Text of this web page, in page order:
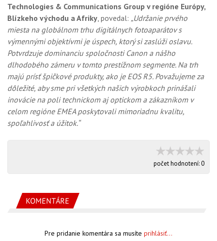
Technologies & Communications Group v regióne Európy,
Blízkeho východu a Afriky, povedal: „Udržanie prvého
miesta na globálnom trhu digitálnych fotoaparátov s
výmennými objektívmi je úspech, ktorý si zaslúži oslavu.
Potvrdzuje dominanciu spoločnosti Canon a nášho
dlhodobého zámeru v tomto prestížnom segmente. Na trh
majú prísť špičkové produkty, ako je EOS R5. Považujeme za
dôležité, aby sme pri všetkých našich výrobkoch prinášali
inovácie na poli technickom aj optickom a zákazníkom v
celom regióne EMEA poskytovali mimoriadnu kvalitu,
spoľahlivosť a úžitok.“
počet hodnotení:0
KOMENTÁRE
Pre pridanie komentára sa musíte prihlásiť...